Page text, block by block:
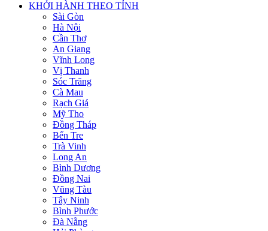
KHỞI HÀNH THEO TỈNH
Sài Gòn
Hà Nội
Cần Thơ
An Giang
Vĩnh Long
Vị Thanh
Sóc Trăng
Cà Mau
Rạch Giá
Mỹ Tho
Đồng Tháp
Bến Tre
Trà Vinh
Long An
Bình Dương
Đồng Nai
Vũng Tàu
Tây Ninh
Bình Phước
Đà Nẵng